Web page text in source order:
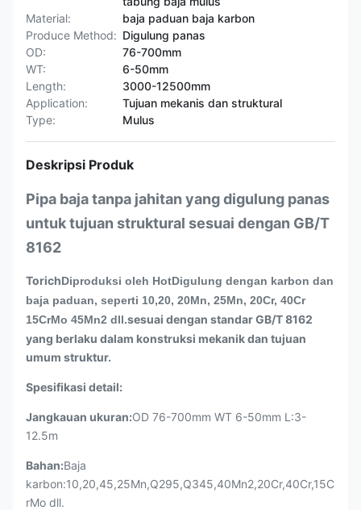
Material:
baja paduan baja karbon
Produce Method: Digulung panas
OD:
76-700mm
WT:
6-50mm
Length:
3000-12500mm
Application:
Tujuan mekanis dan struktural
Type:
Mulus
Deskripsi Produk
Pipa baja tanpa jahitan yang digulung panas
untuk tujuan struktural sesuai dengan GB/T
8162
TorichDiproduksi oleh HotDigulung dengan karbon dan
baja paduan, seperti 10,20, 20Mn, 25Mn, 20Cr, 40Cr
15CrMo 45Mn2 dll.sesuai dengan standar GB/T 8162
yang berlaku dalam konstruksi mekanik dan tujuan
umum struktur.
Spesifikasi detail:
Jangkauan ukuran:OD 76-700mm WT 6-50mm L:3-
12.5m
Bahan:Baja
karbon:10,20,45,25Mn,Q295,Q345,40Mn2,20Cr,40Cr,15C
rMo dll.